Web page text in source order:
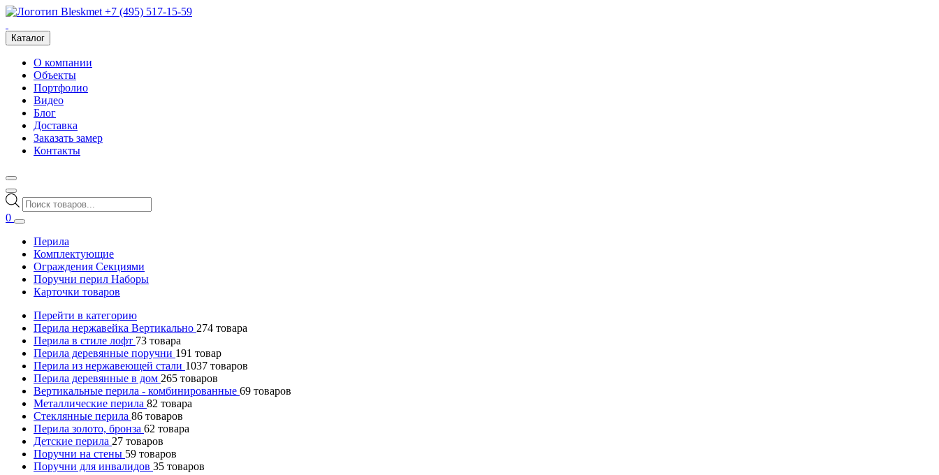
+7 (495) 517-15-59
Каталог
О компании
Объекты
Портфолио
Видео
Блог
Доставка
Заказать замер
Контакты
Поиск
товаров
0
Перила
Комплектующие
Ограждения Секциями
Поручни перил Наборы
Карточки товаров
Перейти в категорию
Перила нержавейка Вертикально 274 товара
Перила в стиле лофт 73 товара
Перила деревянные поручни 191 товар
Перила из нержавеющей стали 1037 товаров
Перила деревянные в дом 265 товаров
Вертикальные перила - комбинированные 69 товаров
Металлические перила 82 товара
Стеклянные перила 86 товаров
Перила золото, бронза 62 товара
Детские перила 27 товаров
Поручни на стены 59 товаров
Поручни для инвалидов 35 товаров